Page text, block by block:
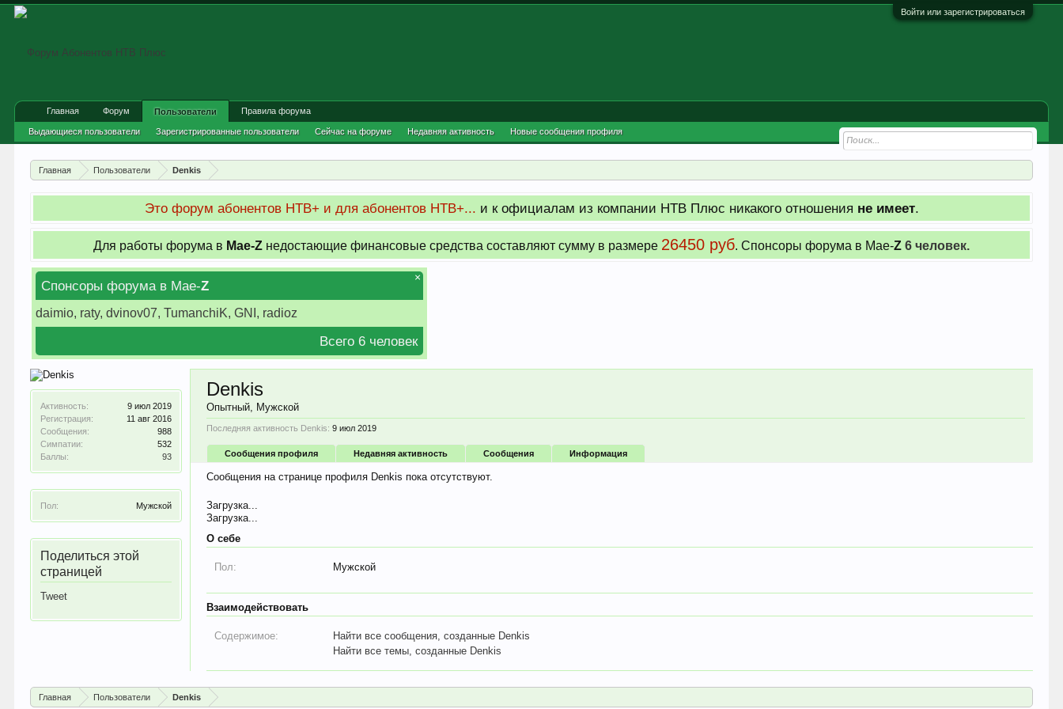
Войти или зарегистрироваться
Главная Пользователи Denkis
Это форум абонентов НТВ+ и для абонентов НТВ+... и к официалам из компании НТВ Плюс никакого отношения не имеет.
Для работы форума в Мае-Z недостающие финансовые средства составляют сумму в размере 26450 руб. Cпонсоры форума в Мае-Z 6 человек.
Спонсоры форума в Мае-Z
daimio, raty, dvinov07, TumanchiK, GNI, radioz
Всего 6 человек
×
Активность:
9 июл 2019
Регистрация:
11 авг 2016
Сообщения:
988
Симпатии:
532
Баллы:
93
Пол: Мужской
Поделиться этой
страницей
Tweet
Denkis
Опытный, Мужской
Последняя активность Denkis: 9 июл 2019
Сообщения профиля Недавняя активность Сообщения Информация
Сообщения на странице профиля Denkis пока отсутствуют.
Загрузка...
Загрузка...
О себе
Пол: Мужской
Взаимодействовать
Содержимое:
Найти все сообщения, созданные Denkis
Найти все темы, созданные Denkis
Главная Пользователи Denkis
Главная Форум Пользователи
Выдающиеся пользователи Зарегистрированные пользователи Сейчас на форуме Недавняя активность Новые сообщения профиля
Правила форума